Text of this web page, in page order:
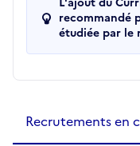
recommandé
étudiée par le
Recrutements en